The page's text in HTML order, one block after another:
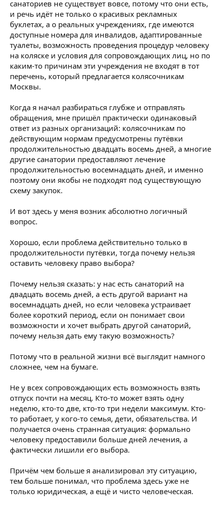
санаториев не существует вовсе, потому что они есть,
и речь идёт не только о красивых рекламных
буклетах, а о реальных учреждениях, где имеются
доступные номера для инвалидов, адаптированные
туалеты, возможность проведения процедур человеку
на коляске и условия для сопровождающих лиц, но по
каким-то причинам эти учреждения не входят в тот
перечень, который предлагается колясочникам
Москвы.
Когда я начал разбираться глубже и отправлять
обращения, мне пришёл практически одинаковый
ответ из разных организаций: колясочникам по
действующим нормам предусмотрены путёвки
продолжительностью двадцать восемь дней, а многие
другие санатории предоставляют лечение
продолжительностью восемнадцать дней, и именно
поэтому они якобы не подходят под существующую
схему закупок.
И вот здесь у меня возник абсолютно логичный
вопрос.
Хорошо, если проблема действительно только в
продолжительности путёвки, тогда почему нельзя
оставить человеку право выбора?
Почему нельзя сказать: у нас есть санаторий на
двадцать восемь дней, а есть другой вариант на
восемнадцать дней, но если человека устраивает
более короткий период, если он понимает свои
возможности и хочет выбрать другой санаторий,
почему нельзя дать ему такую возможность?
Потому что в реальной жизни всё выглядит намного
сложнее, чем на бумаге.
Не у всех сопровождающих есть возможность взять
отпуск почти на месяц. Кто-то может взять одну
неделю, кто-то две, кто-то три недели максимум. Кто-
то работает, у кого-то семья, дети, обязательства. И
получается очень странная ситуация: формально
человеку предоставили больше дней лечения, а
фактически лишили его выбора.
Причём чем больше я анализировал эту ситуацию,
тем больше понимал, что проблема здесь уже не
только юридическая, а ещё и чисто человеческая.